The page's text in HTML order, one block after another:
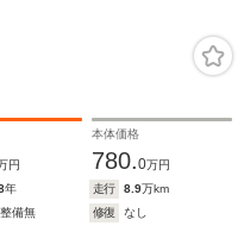
円
本体価格
780.0万円
年 走行 8.9万km
備無 修復
なし